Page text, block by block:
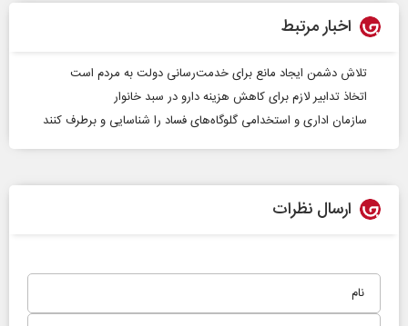
اخبار مرتبط
تلاش دشمن ایجاد مانع برای خدمت‌رسانی دولت به مردم است
اتخاذ تدابیر لازم برای کاهش هزینه دارو در سبد خانوار
سازمان اداری و استخدامی گلوگاه‌های فساد را شناسایی و برطرف کنند
ارسال نظرات